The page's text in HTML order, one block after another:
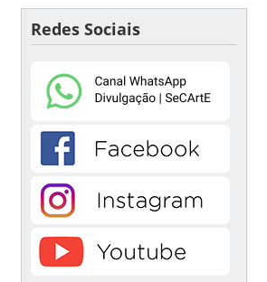
Redes Sociais